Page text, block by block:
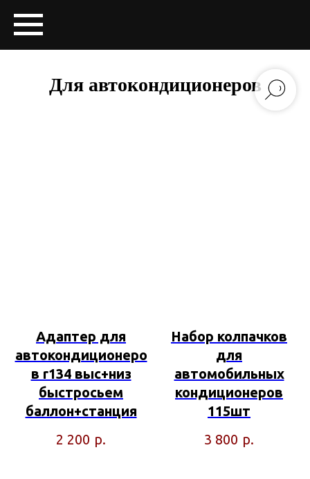
Для автокондиционеров
Адаптер для
автокондиционеро
в r134 выс+низ
быстросьем
баллон+станция
2 200 р.
Набор колпачков
для
автомобильных
кондиционеров
115шт
3 800 р.